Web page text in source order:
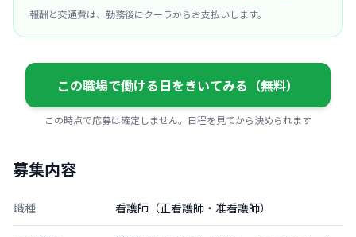
報酬と交通費は、勤務後にクーラからお支払いします。
この職場で働ける日をきいてみる（無料）
この時点で応募は確定しません。日程を見てから決められます
募集内容
職種 看護師（正看護師・准看護師）